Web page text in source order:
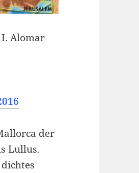
Alomar
der
Lullus.